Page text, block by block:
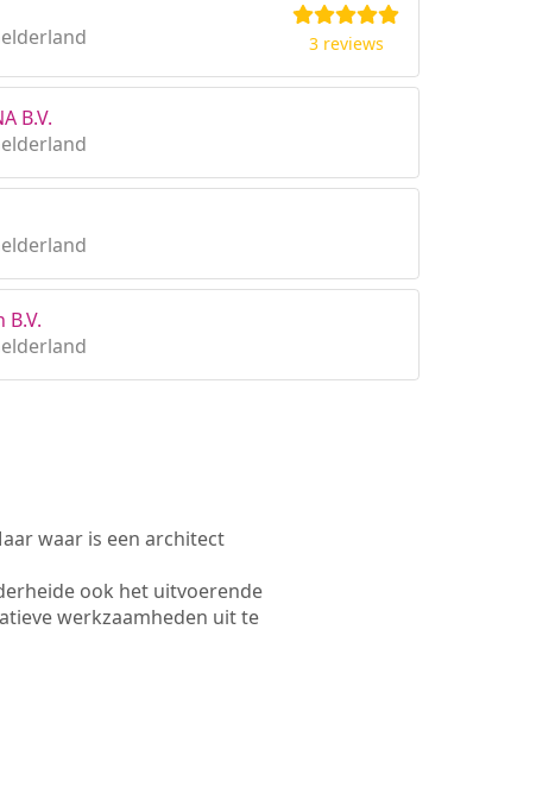
3 reviews
B.V.
waar is een architect
ook het uitvoerende
werkzaamheden uit te